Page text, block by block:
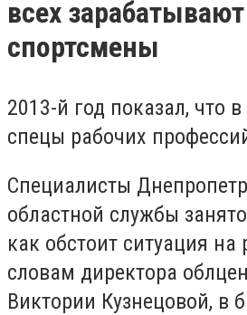
всех зарабатывают
спортсмены
2013-й год показал, что
спецы рабочих
Специалисты
областной службы
как обстоит ситуация
словам директора
Виктории Кузнецовой, в